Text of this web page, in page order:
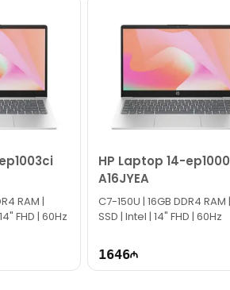
Mall.
вы всегда можете задать нам
доступны ежедневно с 10:00 до 19:00.
P1 P1503CVA-S72534
RAM |
FHD | 60Hz
HP Laptop 14-
A16JYEA
C7-150U | 16GB DDR4 RAM |
SSD | Intel | 14" FHD | 60Hz
1646